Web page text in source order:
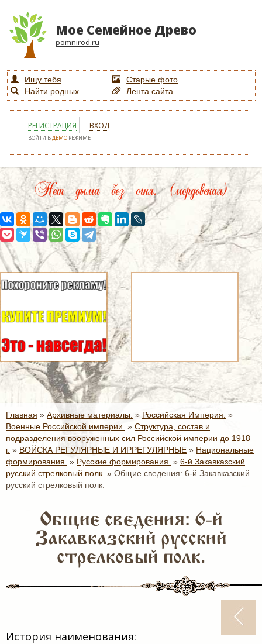
Мое Семейное Древо
pomnirod.ru
Ищу тебя
Старые фото
Найти родных
Лента сайта
РЕГИСТРАЦИЯ ВХОД
ВОЙТИ ВДЕМО РЕЖИМЕ
Нет дыма без огня. (мордовская)
Главная » Архивные материалы. » Российская Империя. »
Военные Российской империи. » Структура, состав и
подразделения вооруженных сил Российской империи до 1918
г. » ВОЙСКА РЕГУЛЯРНЫЕ И ИРРЕГУЛЯРНЫЕ » Национальные
формирования. » Русские формирования. » 6-й Закавказский
русский стрелковый полк. » Общие сведения: 6-й Закавказский
русский стрелковый полк.
Общие сведения: 6-й
Закавказский русский
стрелковый полк.
История наименования: